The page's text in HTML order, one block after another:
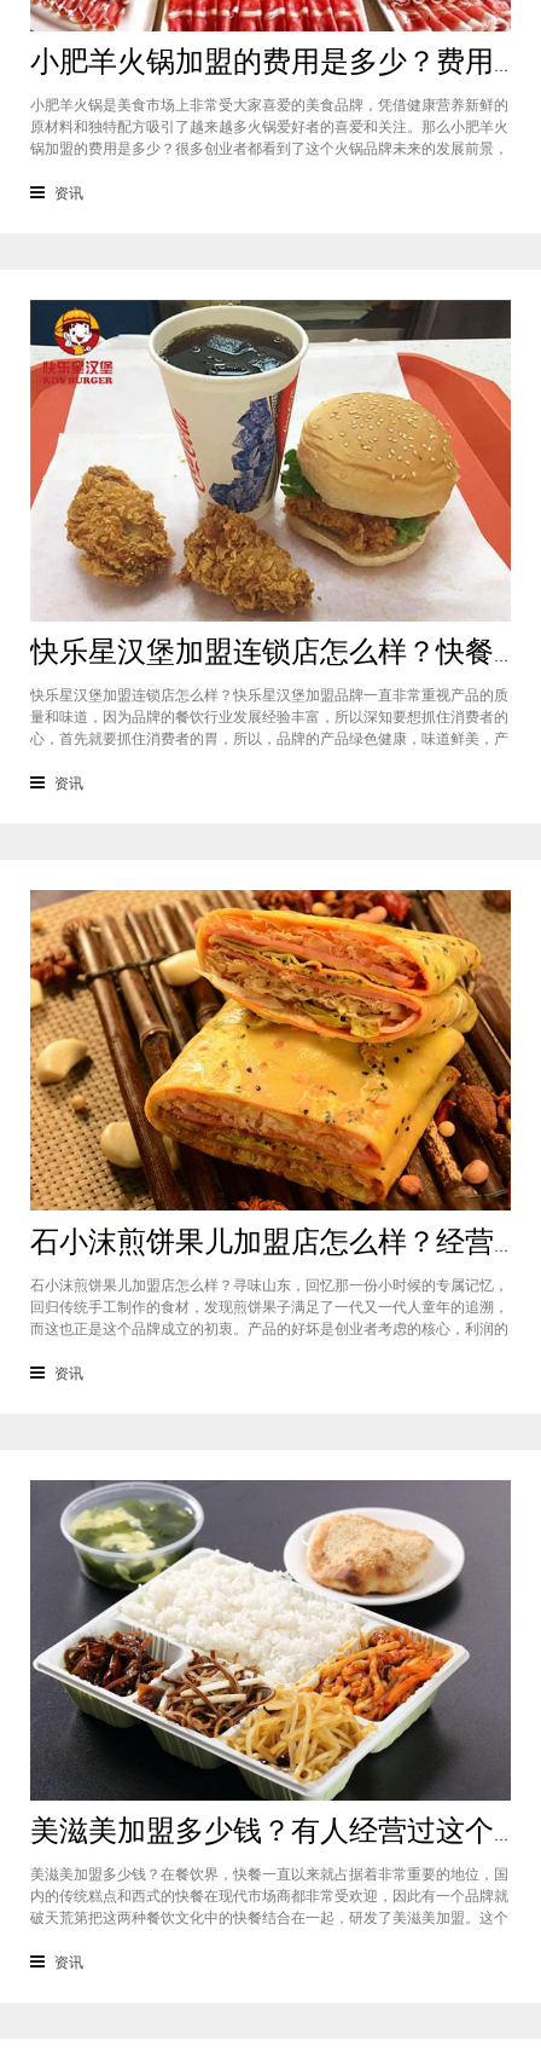
小肥羊火锅加盟的费用是多少？费用标准如下看你是否符合加盟资格
小肥羊火锅是美食市场上非常受大家喜爱的美食品牌，凭借健康营养新鲜的
原材料和独特配方吸引了越来越多火锅爱好者的喜爱和关注。那么小肥羊火
锅加盟的费用是多少？很多创业者都看到了这个火锅品牌未来的发展前景，
小编带大家一起了解小肥羊火锅加盟的费用情况让创业者拥有更多信息。创
资讯
快乐星汉堡加盟连锁店怎么样？快餐店中产品口味如何？
快乐星汉堡加盟连锁店怎么样？快乐星汉堡加盟品牌一直非常重视产品的质
量和味道，因为品牌的餐饮行业发展经验丰富，所以深知要想抓住消费者的
心，首先就要抓住消费者的胃，所以，品牌的产品绿色健康，味道鲜美，产
错，下面就为大家仔细分析一下这个汉堡品牌加盟费多少钱？快乐星汉堡加
资讯
石小沫煎饼果儿加盟店怎么样？经营煎饼果子店利润如何
石小沫煎饼果儿加盟店怎么样？寻味山东，回忆那一份小时候的专属记忆，
回归传统手工制作的食材，发现煎饼果子满足了一代又一代人童年的追溯，
而这也正是这个品牌成立的初衷。产品的好坏是创业者考虑的核心，利润的
儿加盟怎么样？适不适合加盟？能赚钱吗？下面小编将为大家解答这些问
资讯
美滋美加盟多少钱？有人经营过这个快餐品牌吗
美滋美加盟多少钱？在餐饮界，快餐一直以来就占据着非常重要的地位，国
内的传统糕点和西式的快餐在现代市场商都非常受欢迎，因此有一个品牌就
破天荒第把这两种餐饮文化中的快餐结合在一起，研发了美滋美加盟。这个
吗，加盟费是多少？美滋美加盟多少钱？这个品牌是进来十分火爆的一个餐
资讯